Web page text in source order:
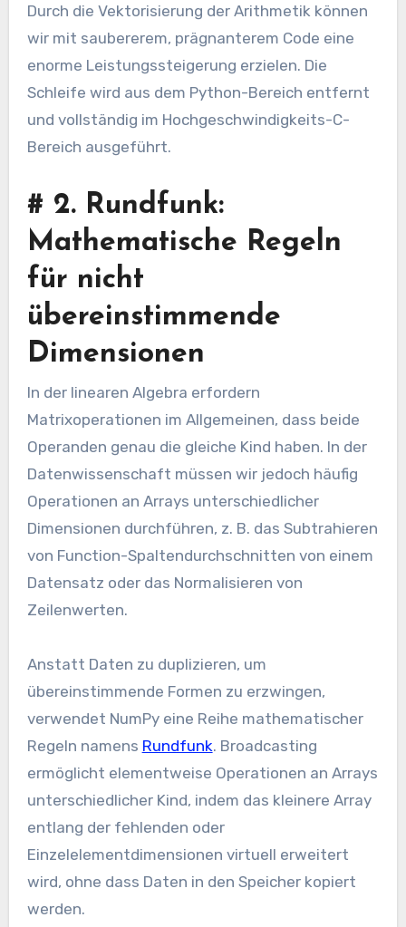
Durch die Vektorisierung der Arithmetik können
wir mit saubererem, prägnanterem Code eine
enorme Leistungssteigerung erzielen. Die
Schleife wird aus dem Python-Bereich entfernt
und vollständig im Hochgeschwindigkeits-C-
Bereich ausgeführt.
# 2. Rundfunk:
Mathematische Regeln
für nicht
übereinstimmende
Dimensionen
In der linearen Algebra erfordern
Matrixoperationen im Allgemeinen, dass beide
Operanden genau die gleiche Kind haben. In der
Datenwissenschaft müssen wir jedoch häufig
Operationen an Arrays unterschiedlicher
Dimensionen durchführen, z. B. das Subtrahieren
von Function-Spaltendurchschnitten von einem
Datensatz oder das Normalisieren von
Zeilenwerten.
Anstatt Daten zu duplizieren, um
übereinstimmende Formen zu erzwingen,
verwendet NumPy eine Reihe mathematischer
Regeln namens Rundfunk. Broadcasting
ermöglicht elementweise Operationen an Arrays
unterschiedlicher Kind, indem das kleinere Array
entlang der fehlenden oder
Einzelelementdimensionen virtuell erweitert
wird, ohne dass Daten in den Speicher kopiert
werden.